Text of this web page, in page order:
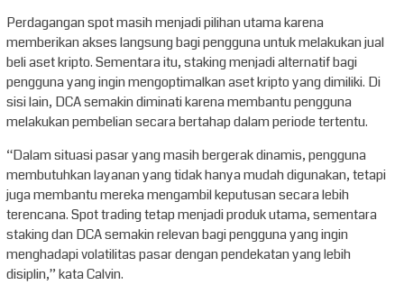
Perdagangan spot masih menjadi pilihan utama karena
memberikan akses langsung bagi pengguna untuk melakukan jual
beli aset kripto. Sementara itu, staking menjadi alternatif bagi
pengguna yang ingin mengoptimalkan aset kripto yang dimiliki. Di
sisi lain, DCA semakin diminati karena membantu pengguna
melakukan pembelian secara bertahap dalam periode tertentu.
“Dalam situasi pasar yang masih bergerak dinamis, pengguna
membutuhkan layanan yang tidak hanya mudah digunakan, tetapi
juga membantu mereka mengambil keputusan secara lebih
terencana. Spot trading tetap menjadi produk utama, sementara
staking dan DCA semakin relevan bagi pengguna yang ingin
menghadapi volatilitas pasar dengan pendekatan yang lebih
disiplin,” kata Calvin.